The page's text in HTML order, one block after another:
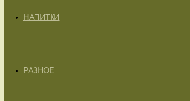
НАПИТКИ
РАЗНОЕ